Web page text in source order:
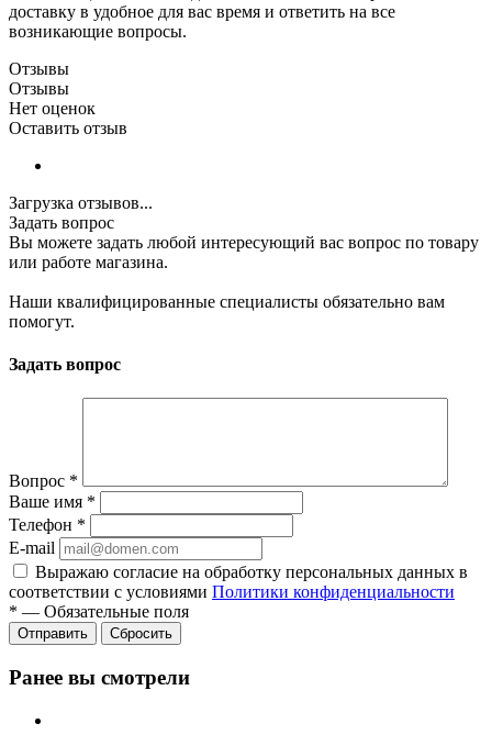
доставку в удобное для вас время и ответить на все
возникающие вопросы.
Отзывы
Отзывы
Нет оценок
Оставить отзыв
Загрузка отзывов...
Задать вопрос
Вы можете задать любой интересующий вас вопрос по товару
или работе магазина.
Наши квалифицированные специалисты обязательно вам
помогут.
Задать вопрос
Вопрос *
Ваше имя *
Телефон *
E-mail
Выражаю согласие на обработку персональных данных в
соответствии с условиями Политики конфиденциальности
* — Обязательные поля
Отправить Сбросить
Ранее вы смотрели